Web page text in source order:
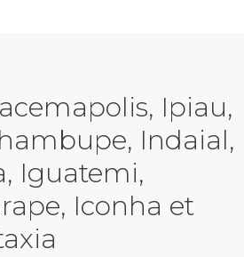
Ipiau,
Indaial,
Iguatemi,
Iconha et